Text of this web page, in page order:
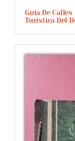
Guia De
Turística Del